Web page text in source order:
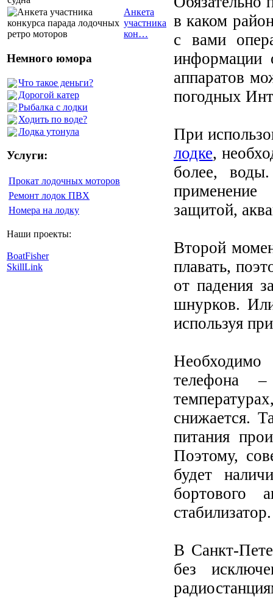
Анкета
участника
кон…
Немного юмора
Что такое деньги?
Дорогой катер
Рыбалка с лодки
Ходить по воде?
Лодка утонула
Услуги:
Прокат лодочных моторов
Ремонт лодок ПВХ
Номера на лодку
Наши проекты:
BoatFisher
SkillLink
в каком
с вами
информации
аппаратов
погодных
При
лодке,
более,
защитой,
Второй
плавать,
от падения
шнурков.
используя
телефона
снижается.
питания
Поэтому,
будет
бортового
стабилизатор.
В Санкт-
без